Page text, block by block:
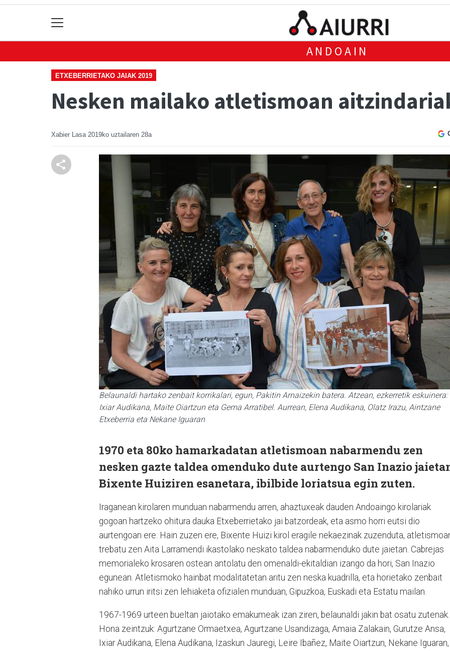
ANDOAIN
ETXEBERRIETAKO JAIAK 2019
Nesken mailako atletismoan
Xabier Lasa 2019ko uztailaren 28a
Belaunaldi hartako zenbait korrikalari, egun, Pakitin Arnaizekin batera. Atzean, ezkerretik eskuinera:
Ixiar Audikana, Maite Oiartzun eta Gema Arratibel. Aurrean, Elena Audikana, Olatz Irazu, Aintzane
Etxeberria eta Nekane Iguaran
1970 eta 80ko hamarkadatan atletismoan nabarmendu zen
nesken gazte taldea omenduko dute aurtengo San Inazio
Bixente Huiziren esanetara, ibilbide loriatsua egin zuten.
Iraganean kirolaren munduan nabarmendu arren, ahaztuxeak dauden Andoaingo kirolariak
gogoan hartzeko ohitura dauka Etxeberrietako jai batzordeak, eta asmo horri eutsi dio
aurtengoan ere. Hain zuzen ere, Bixente Huizi kirol eragile nekaezinak zuzenduta,
trebatu zen Aita Larramendi ikastolako neskato taldea nabarmenduko dute jaietan. Cabrejas
memorialeko krosaren ostean antolatu den omenaldi-ekitaldian izango da hori, San Inazio
egunean. Atletismoko hainbat modalitatetan aritu zen neska kuadrilla, eta horietako zenbait
nahiko urrun iritsi zen lehiaketa ofizialen munduan, Gipuzkoa, Euskadi eta Estatu mailan.
1967-1969 urteen bueltan jaiotako emakumeak izan ziren, belaunaldi jakin bat osatu zutenak.
Hona zeintzuk: Agurtzane Ormaetxea, Agurtzane Usandizaga, Amaia Zalakain, Gurutze Ansa,
Ixiar Audikana, Elena Audikana, Izaskun Jauregi, Leire Ibañez, Maite Oiartzun, Nekane Iguaran,